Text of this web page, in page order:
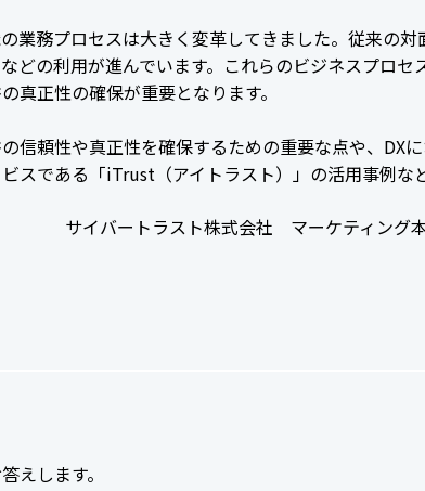
業務プロセスは大きく変革してきました。従来の
どの利用が進んでいます。これらのビジネスプロ
真正性の確保が重要となります。
信頼性や真正性を確保するための重要な点や、DX
スである「iTrust（アイトラスト）」の活用事例な
サイバートラスト株式会社 マーケティング
えします。